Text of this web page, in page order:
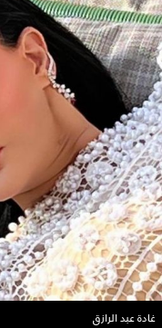
غادة عبد الرازق